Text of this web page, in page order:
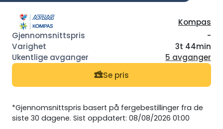
Kompas
-
3t 44min
5 avganger
Se pris
*Gjennomsnittspris basert på fergebestillinger fra de
siste 30 dagene. Sist oppdatert: 08/08/2026 01:00